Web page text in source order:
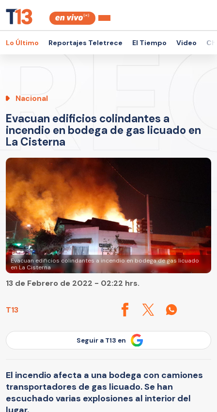
Lo Último Reportajes Teletrece El Tiempo Video
Nacional
Evacuan edificios colindantes a
incendio en bodega de gas licuado en
La Cisterna
Evacuan edificios colindantes a incendio en bodega de gas licuado
en La Cisterna
T13
13 de Febrero de 2022 - 02:22 hrs.
Seguir a T13 en
El incendio afecta a una bodega con camiones
transportadores de gas licuado. Se han
escuchado varias explosiones al interior del